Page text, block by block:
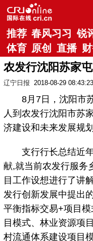
推荐 春风习习 锐
体育 原创 直播
农发行沈阳苏家
辽宁日报 2018-08-29 08:43:23
8月7日，沈阳市苏
人到农发行沈阳市苏
济建设和未来发展规
支行行长总结近年
献,就当前农发行服务
目工作设想进行了讲
发行创新发展中提出
平衡指标交易+项目
目模式、林业资源项
村流通体系建设项目